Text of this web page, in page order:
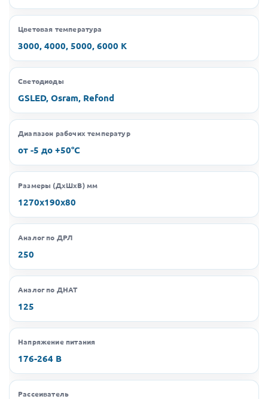
Цветовая температура
3000, 4000, 5000, 6000 K
Светодиоды
GSLED, Osram, Refond
Диапазон рабочих температур
от -5 до +50°C
Размеры (ДхШхВ) мм
1270х190х80
Аналог по ДРЛ
250
Аналог по ДНАТ
125
Напряжение питания
176-264 В
Рассеиватель